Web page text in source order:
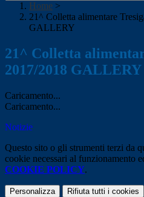
Home >
21^ Colletta alimentare
GALLERY
21^ Colletta
2017/2018 GALLERY
Caricamento...
Caricamento...
Notizie
Questo sito o gli strumenti terzi da
cookie necessari al funzionamento
COOKIE POLICY.
Personalizza Rifiuta tutti i cookies